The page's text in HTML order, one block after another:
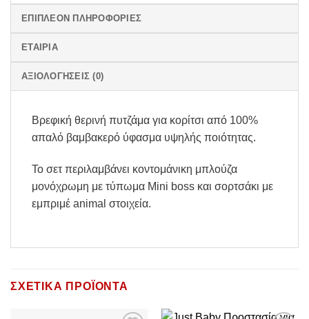
ΕΠΙΠΛΈΟΝ ΠΛΗΡΟΦΟΡΊΕΣ
ΕΤΑΙΡΊΑ
ΑΞΙΟΛΟΓΉΣΕΙΣ (0)
Βρεφική θερινή πυτζάμα για κορίτσι από 100%
απαλό βαμβακερό ύφασμα υψηλής ποιότητας.
Το σετ περιλαμβάνει κοντομάνικη μπλούζα
μονόχρωμη με τύπωμα Mini boss και σορτσάκι με
εμπριμέ animal στοιχεία.
ΣΧΕΤΙΚΆ ΠΡΟΪΌΝΤΑ